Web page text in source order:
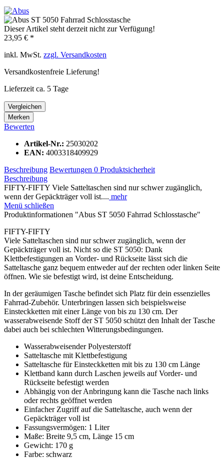
Dieser Artikel steht derzeit nicht zur Verfügung!
23,95 € *
inkl. MwSt. zzgl. Versandkosten
Versandkostenfreie Lieferung!
Lieferzeit ca. 5 Tage
Vergleichen
Merken
Bewerten
Artikel-Nr.: 25030202
EAN: 4003318409929
Beschreibung Bewertungen 0 Produktsicherheit
Beschreibung
FIFTY-FIFTY Viele Satteltaschen sind nur schwer zugänglich,
wenn der Gepäckträger voll ist.... mehr
Menü schließen
Produktinformationen "Abus ST 5050 Fahrrad Schlosstasche"
FIFTY-FIFTY
Viele Satteltaschen sind nur schwer zugänglich, wenn der
Gepäckträger voll ist. Nicht so die ST 5050: Dank
Klettbefestigungen an Vorder- und Rückseite lässt sich die
Satteltasche ganz bequem entweder auf der rechten oder linken Seite
öffnen. Wie sie befestigt wird, ist deine Entscheidung.
In der geräumigen Tasche befindet sich Platz für dein essenzielles
Fahrrad-Zubehör. Unterbringen lassen sich beispielsweise
Einsteckketten mit einer Länge von bis zu 130 cm. Der
wasserabweisende Stoff der ST 5050 schützt den Inhalt der Tasche
dabei auch bei schlechten Witterungsbedingungen.
Wasserabweisender Polyesterstoff
Satteltasche mit Klettbefestigung
Satteltasche für Einsteckketten mit bis zu 130 cm Länge
Klettband kann durch Laschen jeweils auf Vorder- und
Rückseite befestigt werden
Abhängig von der Anbringung kann die Tasche nach links
oder rechts geöffnet werden
Einfacher Zugriff auf die Satteltasche, auch wenn der
Gepäckträger voll ist
Fassungsvermögen: 1 Liter
Maße: Breite 9,5 cm, Länge 15 cm
Gewicht: 170 g
Farbe: schwarz